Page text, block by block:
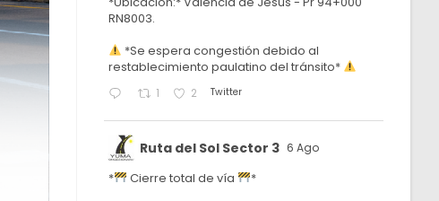
RN8003.
*Se espera congestión debido al
restablecimiento paulatino del tránsito*
1 2 Twitter
Ruta del Sol Sector 3 6 Ago
* Cierre total de vía
*